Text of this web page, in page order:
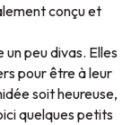
conçu et
peu divas. Elles
pour être à leur
soit heureuse,
quelques petits